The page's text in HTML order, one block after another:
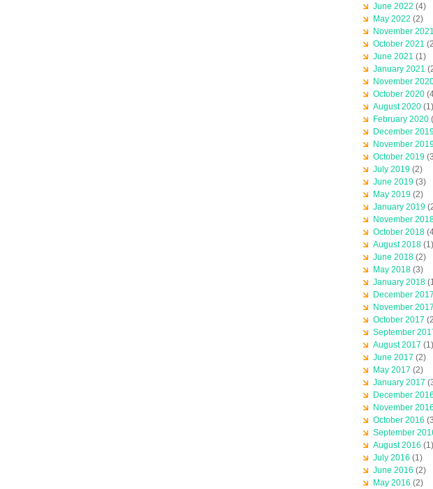
June 2022 (4)
May 2022 (2)
November 2021
October 2021
June 2021 (1)
January 2021
November
October 2020
August 2020 (1)
February 2020
December
November
October 2019
July 2019 (2)
June 2019 (3)
May 2019 (2)
January 2019
November
October 2018
August 2018 (1)
June 2018 (2)
May 2018 (3)
January 2018
December 2017
November 2017
October 2017
September
August 2017 (1)
June 2017 (2)
May 2017 (2)
January 2017
December 2016
November 2016
October 2016
September
August 2016 (1)
July 2016 (1)
June 2016 (2)
May 2016 (2)